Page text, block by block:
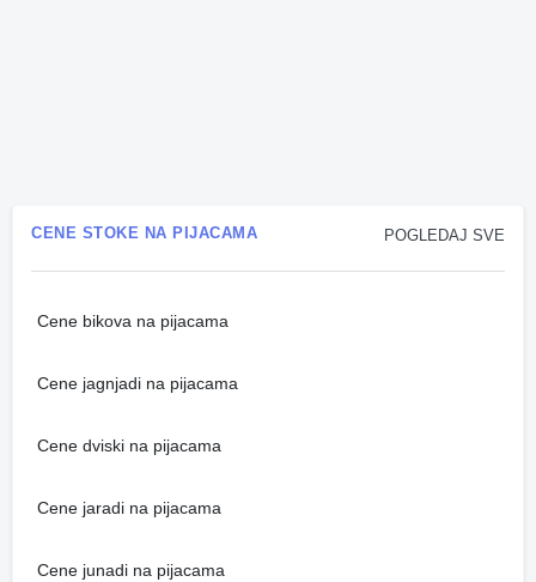
POGLEDAJ SVE
CENE STOKE NA PIJACAMA
Cene bikova na pijacama
Cene jagnjadi na pijacama
Cene dviski na pijacama
Cene jaradi na pijacama
Cene junadi na pijacama